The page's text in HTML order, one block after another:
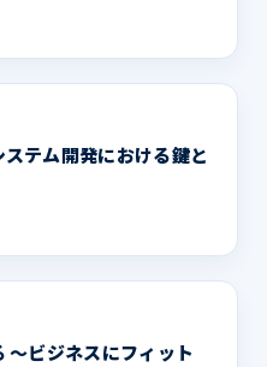
ステム開発における鍵と
〜ビジネスにフィット